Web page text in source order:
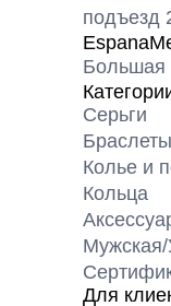
подъезд
Большая
Серьги
Браслеты
Колье и
Кольца
Мужская/
Для